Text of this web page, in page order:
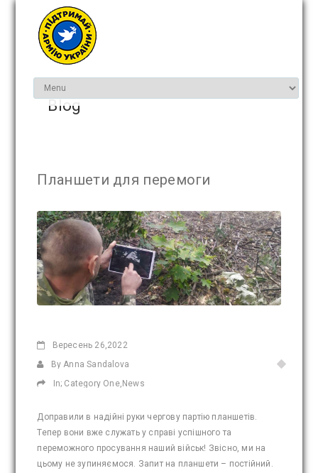
Blog
Планшети для перемоги
Вересень 26,2022
By Anna Sandalova
In; Category One, News
Доправили в надійні руки чергову партію планшетів.
Тепер вони вже служать у справі успішного та
переможного просування наший військ! Звісно, ми на
цьому не зупиняємося. Запит на планшети – постійний.